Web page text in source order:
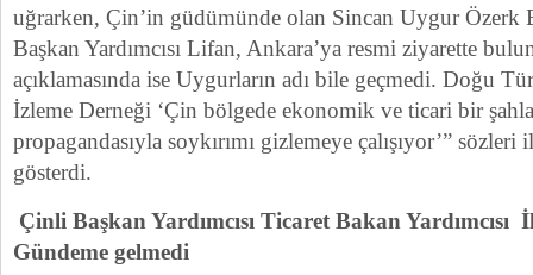
uğrarken, Çin’in güdümünde olan Sincan Uygur
Başkan Yardımcısı Lifan, Ankara’ya resmi ziyarette
açıklamasında ise Uygurların adı bile geçmedi. Doğu
İzleme Derneği ‘Çin bölgede ekonomik ve ticari bir
propagandasıyla soykırımı gizlemeye çalışıyor’”
gösterdi.
Çinli Başkan Yardımcısı Ticaret Bakan
Gündeme gelmedi